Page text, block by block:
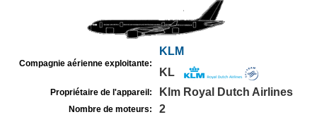
Compagnie aérienne exploitante:
KLM
KL
Propriétaire de l'appareil: Klm Royal Dutch Airlines
Nombre de moteurs: 2